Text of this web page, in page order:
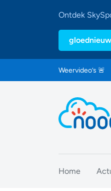
Ontdek
Weervideo’s 🚨
Home